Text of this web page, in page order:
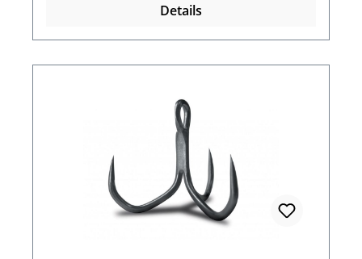
Details